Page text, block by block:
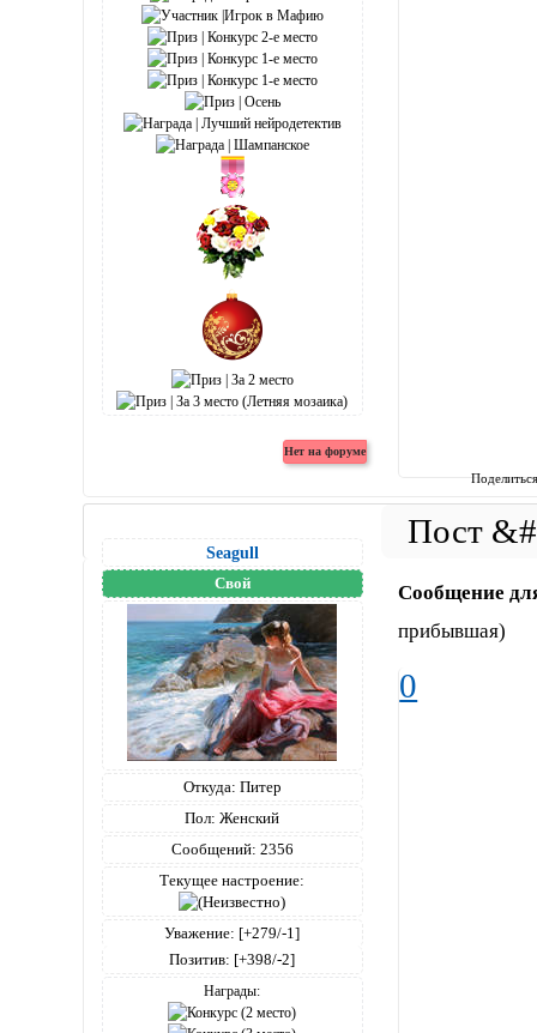
Seagull
Свой
Откуда: Питер
Пол: Женский
Сообщений: 2356
Текущее настроение:
Уважение: [+279/-1]
Позитив: [+398/-2]
Награды:
Сообщение
прибывшая)
0